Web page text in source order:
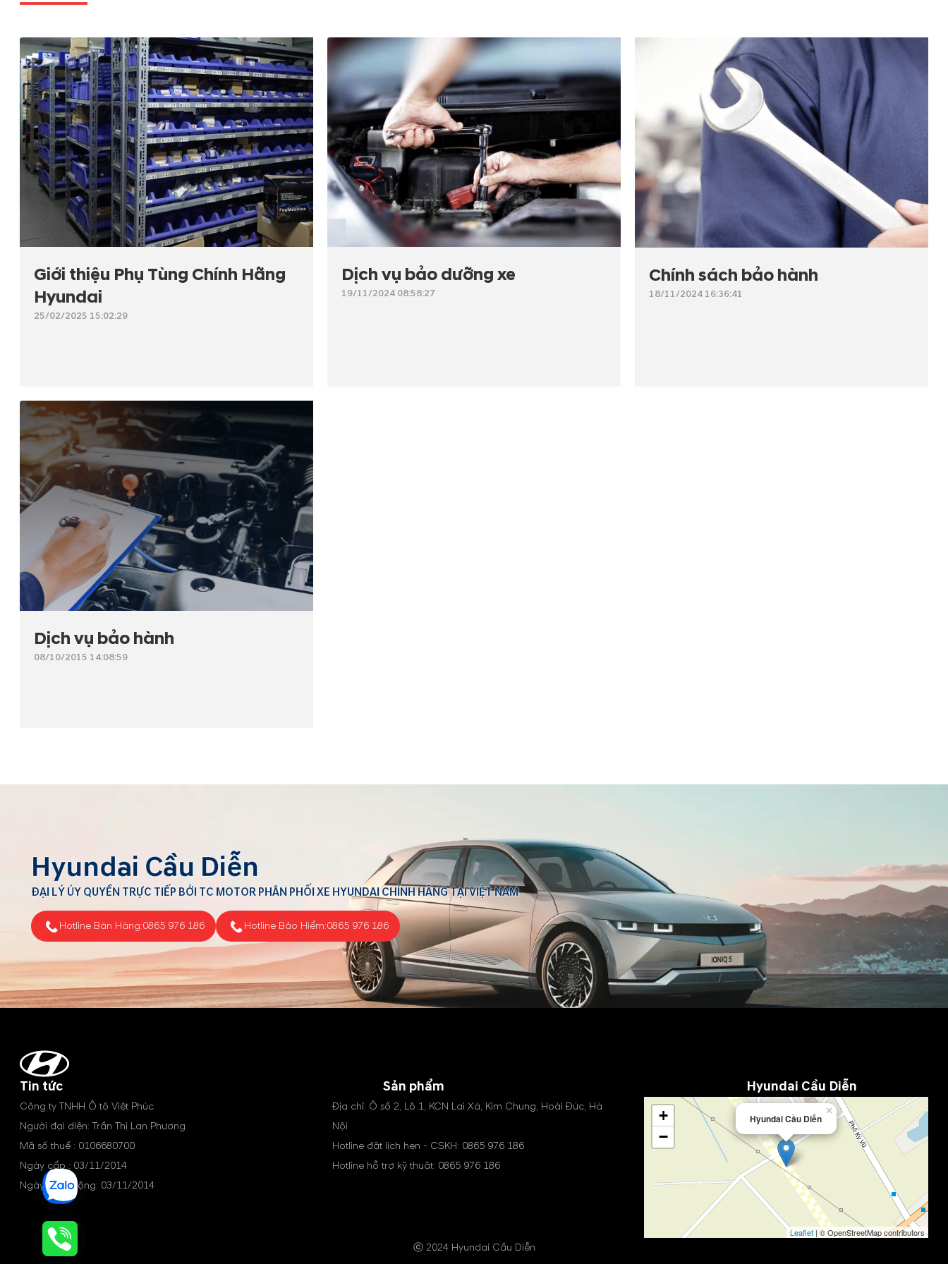
Giới thiệu Phụ Tùng Chính Hãng
Hyundai
25/02/2025 15:02:29
Dịch vụ bảo dưỡng xe
19/11/2024 08:58:27
Chính sách bảo hành
18/11/2024 16:36:41
Dịch vụ bảo hành
08/10/2015 14:08:59
Hyundai Cầu Diễn
ĐẠI LÝ ỦY QUYỀN TRỰC TIẾP BỞI TC MOTOR PHÂN PHỐI XE HYUNDAI CHÍNH HÃNG TẠI VIỆT NAM
Hotline Bán Hàng:0865 976 186 Hotline Bảo Hiểm:0865 976 186
Tin tức Sản phẩm Hyundai Cầu Diễn
Công ty TNHH Ô tô Việt Phúc
Người đại diện: Trần Thị Lan Phương
Mã số thuế : 0106680700
Ngày cấp : 03/11/2014
Ngày hoạt động: 03/11/2014
Địa chỉ: Ô số 2, Lô 1, KCN Lai Xá, Kim Chung, Hoài Đức, Hà
Nội
Hotline đặt lịch hẹn - CSKH: 0865 976 186
Hotline hỗ trợ kỹ thuật: 0865 976 186
Hyundai Cầu Diễn
×
+
−
Leaflet| © OpenStreetMap contributors
ⓒ 2024 Hyundai Cầu Diễn